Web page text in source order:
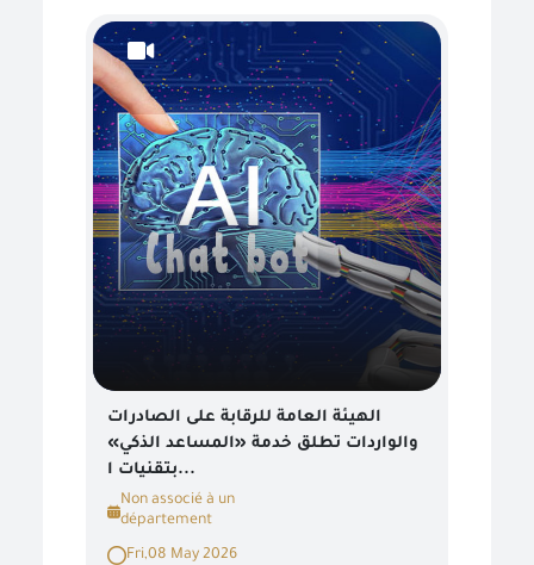
الهيئة العامة للرقابة على الصادرات
والواردات تطلق خدمة «المساعد الذكي»
بتقنيات ا...
Non associé à un
département
Fri,08 May 2026